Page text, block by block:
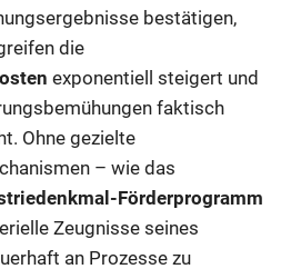
bestätigen,
die
exponentiell steigert und
faktisch
Ohne gezielte
– wie das
Förderprogramm
Zeugnisse seines
an Prozesse zu